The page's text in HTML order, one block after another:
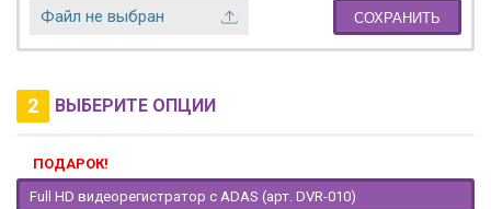
Файл не выбран СОХРАНИТЬ
2 ВЫБЕРИТЕ ОПЦИИ
ПОДАРОК!
Full HD видеорегистратор с ADAS (арт. DVR-010)